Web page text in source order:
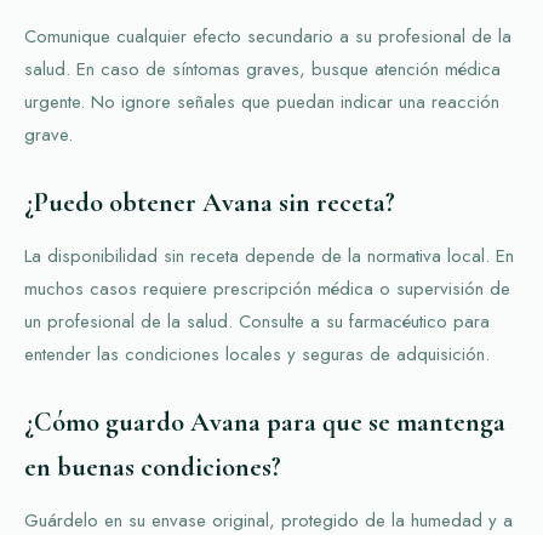
Comunique cualquier efecto secundario a su profesional de la
salud. En caso de síntomas graves, busque atención médica
urgente. No ignore señales que puedan indicar una reacción
grave.
¿Puedo obtener Avana sin receta?
La disponibilidad sin receta depende de la normativa local. En
muchos casos requiere prescripción médica o supervisión de
un profesional de la salud. Consulte a su farmacéutico para
entender las condiciones locales y seguras de adquisición.
¿Cómo guardo Avana para que se mantenga
en buenas condiciones?
Guárdelo en su envase original, protegido de la humedad y a